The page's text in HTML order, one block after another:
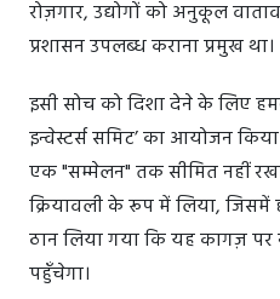
रोज़गार, उद्योगों को अनुकूल
प्रशासन उपलब्ध कराना प्रमुख था।
इसी सोच को दिशा देने के लिए
इन्वेस्टर्स समिट’ का आयोजन
एक "सम्मेलन" तक सीमित नहीं
क्रियावली के रूप में लिया, जिसमें
ठान लिया गया कि यह कागज़
पहुँचेगा।